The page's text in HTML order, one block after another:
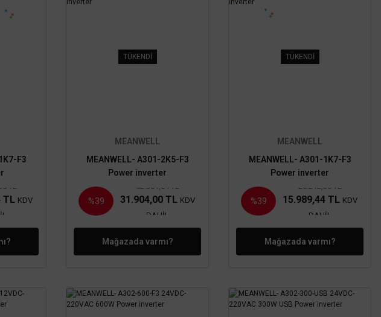
F3
TL
TL KDV
TÜKENDİ
MEANWELL
MEANWELL- A301-2K5-F3
Power inverter
%39
52.301,64 TL
31.904,00 TL KDV
DAHİL
Mağazada varmı?
TÜKENDİ
MEANWELL
MEANWELL- A301-1K7-F3
Power inverter
%39
26.212,36 TL
15.989,44 TL KDV
DAHİL
Mağazada varmı?